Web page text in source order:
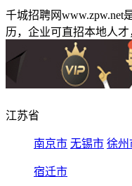
千城招聘网www.zpw.net
历，企业可直招本地人
江苏省
南京市 无锡市 徐州
宿迁市